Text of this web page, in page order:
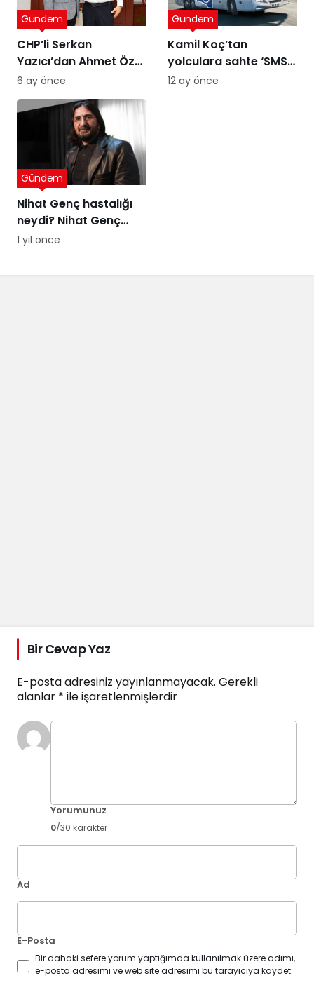
CHP’li Serkan
Yazıcı’dan Ahmet Özer
kararına tepki: Bu bir
yargı değil, sandığı
tanımayan düzenin
Gündem
6 ay önce
Kamil Koç’tan
yolculara sahte ‘SMS’
uyarısı
Gündem
12 ay önce
Nihat Genç hastalığı
neydi? Nihat Genç
cenaze töreni ne
Gündem
1 yıl önce
Bir Cevap Yaz
E-posta adresiniz yayınlanmayacak. Gerekli
alanlar * ile işaretlenmişlerdir
Yorumunuz
0/30 karakter
Ad
E-Posta
Bir dahaki sefere yorum yaptığımda kullanılmak üzere adımı,
e-posta adresimi ve web site adresimi bu tarayıcıya kaydet.